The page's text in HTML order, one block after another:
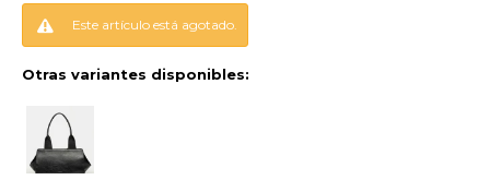
Este artículo está agotado.
Otras variantes disponibles: